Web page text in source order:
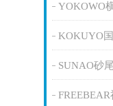
YOKOWO
KOKUYO
SUNAO砂尾